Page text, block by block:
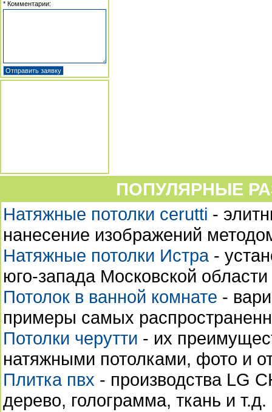
* Комментарии:
ПОПУЛЯРНЫЕ
Натяжные потолки cerutti -
нанесение изображений
Натяжные потолки Истра-
юго-запада Московской области
Потолок в ванной комнате -
примеры самых
Потолки черутти - их
натяжными потолками, фото и
Плитка пвх - производства LG
дерево, голограмма, ткань и т.д.